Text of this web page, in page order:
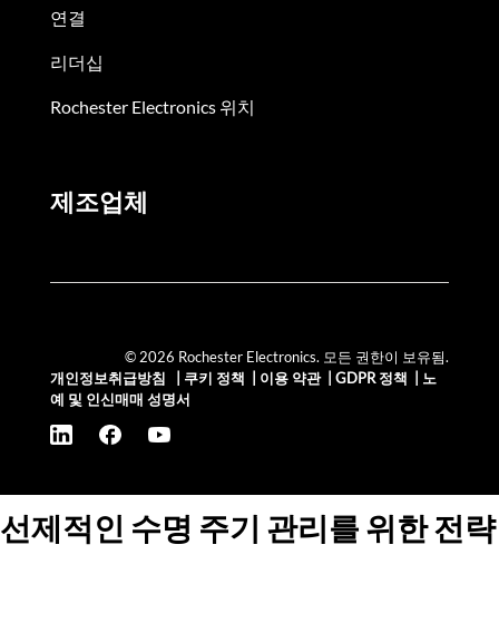
연결
리더십
Rochester Electronics 위치
제조업체
© 2026 Rochester Electronics. 모든 권한이 보유됨.
개인정보취급방침
쿠키 정책 이용 약관| GDPR 정책
노
예 및 인신매매 성명서
선제적인 수명 주기 관리를 위한 전략